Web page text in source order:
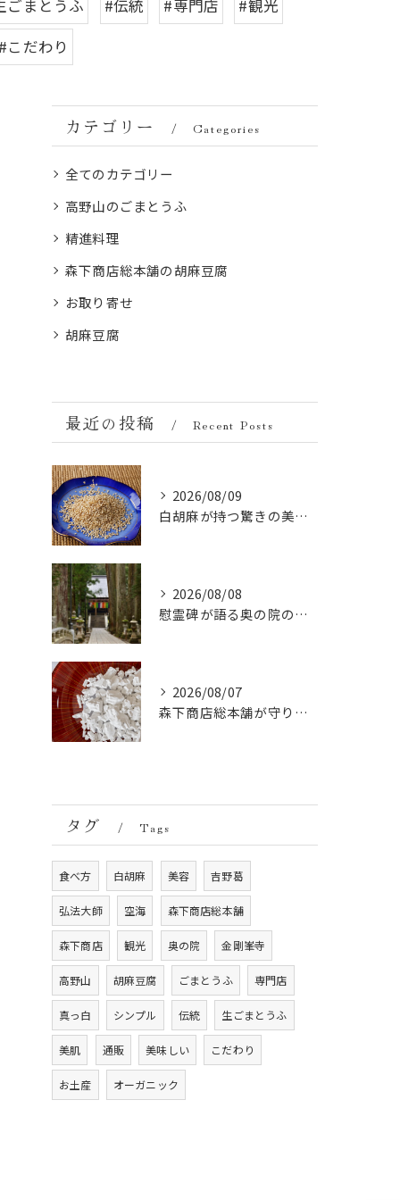
ごまとうふ #伝統 #専門店
#観光
#こだわり
カテゴリー Categories
全てのカテゴリー
高野山のごまとうふ
精進料理
森下商店総本舗の胡麻豆腐
お取り寄せ
胡麻豆腐
最近の投稿 Recent Posts
2026/08/09
白胡麻が持つ驚きの美容成分とは？ビタミンとミネラルの秘密
2026/08/08
慰霊碑が語る奥の院の過去：祈りと歴史の中間地点
2026/08/07
森下商店総本舗が守り続ける伝統の胡麻豆腐に使う吉野葛の純度と効能
タグ Tags
食べ方 白胡麻 美容 吉野葛
弘法大師 空海 森下商店総本舗
森下商店 観光 奥の院 金剛峯寺
高野山 胡麻豆腐 ごまとうふ 専門店
真っ白 シンプル 伝統 生ごまとうふ
美肌 通販 美味しい こだわり
お土産 オーガニック